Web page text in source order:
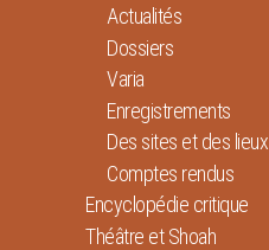
Actualités
Dossiers
Varia
Enregistrements
Des sites et des lieux
Comptes rendus
Encyclopédie critique
Théâtre et Shoah